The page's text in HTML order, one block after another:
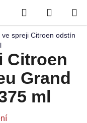
Hledat
KOŠÍK
ve spreji Citroen odstín
Citroen
Grand
ml